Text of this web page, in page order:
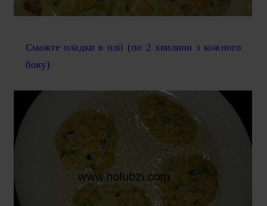
Смажте оладки в олії (по 2 хвилини з кожного
боку)